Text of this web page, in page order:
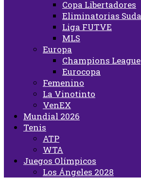
Copa Libertadores
Eliminatorias
Liga FUTVE
MLS
Europa
Champions League
Eurocopa
Femenino
La Vinotinto
VenEX
Mundial 2026
Tenis
ATP
WTA
Juegos Olímpicos
Los Ángeles 2028